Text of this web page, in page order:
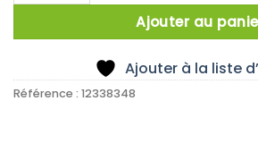
Ajouter au
Ajouter à la liste
Référence : 12338348